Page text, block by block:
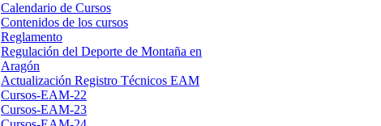
Calendario de Cursos
Contenidos de los cursos
Reglamento
Regulación del Deporte de Montaña en
Aragón
Actualización Registro Técnicos EAM
Cursos-EAM-22
Cursos-EAM-23